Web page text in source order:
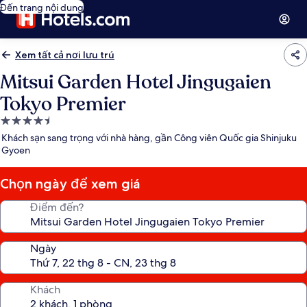
Đến trang nội dung
Xem tất cả nơi lưu trú
Mitsui Garden Hotel Jingugaien
Tokyo Premier
Nơi
lưu
trú
4.5
sao
Khách sạn sang trọng với nhà hàng, gần Công viên Quốc gia Shinjuku
Gyoen
Chọn ngày để xem giá
Điểm đến?
Ngày
Khách